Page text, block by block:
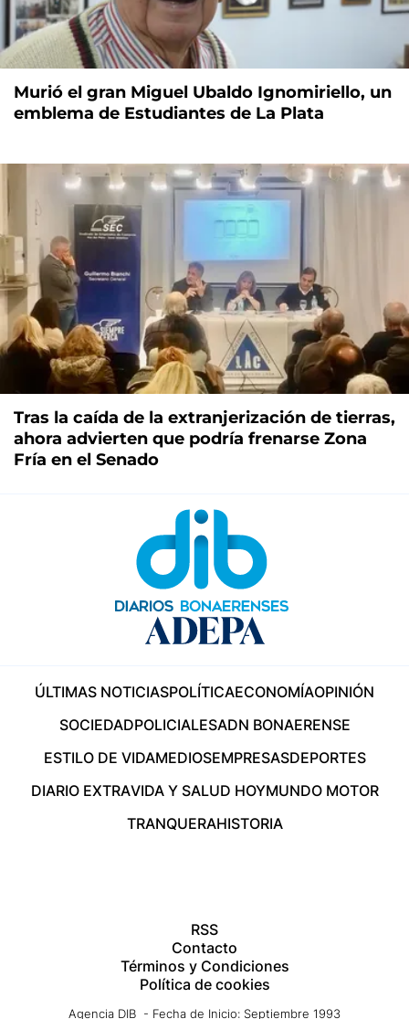
Murió el gran Miguel Ubaldo Ignomiriello, un
emblema de Estudiantes de La Plata
Tras la caída de la extranjerización de tierras,
ahora advierten que podría frenarse Zona
Fría en el Senado
ÚLTIMAS NOTICIASPOLÍTICAECONOMÍAOPINIÓN
SOCIEDADPOLICIALESADN BONAERENSE
ESTILO DE VIDAMEDIOSEMPRESASDEPORTES
DIARIO EXTRAVIDA Y SALUD HOYMUNDO MOTOR
TRANQUERAHISTORIA
RSS
Contacto
Términos y Condiciones
Política de cookies
Agencia DIB - Fecha de Inicio: Septiembre 1993